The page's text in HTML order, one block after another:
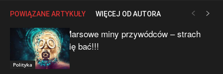
POWIĄZANE ARTYKUŁY WIĘCEJ OD AUTORA
Polityka
Marsowe miny przywódców – strach
się bać!!!